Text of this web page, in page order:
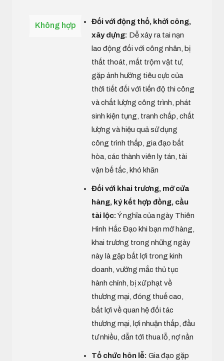
Không hợp
Đối với động thổ, khởi công,
xây dựng: Dễ xảy ra tai nạn
lao động đối với công nhân, bị
thất thoát, mất trộm vật tư,
gặp ảnh hưởng tiêu cực của
thời tiết đối với tiến độ thi công
và chất lượng công trình, phát
sinh kiện tụng, tranh chấp, chất
lượng và hiệu quả sử dụng
công trình thấp, gia đạo bất
hòa, các thành viên ly tán, tài
vận bế tắc, khó khăn
Đối với khai trương, mở cửa
hàng, ký kết hợp đồng, cầu
tài lộc:Ý nghĩa của ngày Thiên
Hình Hắc Đạo khi bạn mở hàng,
khai trương trong những ngày
này là gặp bất lợi trong kinh
doanh, vướng mắc thủ tục
hành chính, bị xử phạt về
thương mại, đóng thuế cao,
bất lợi về quan hệ đối tác
thương mại, lợi nhuận thấp, đầu
tư nhiều, dẫn tới thua lỗ, nợ nần
Tổ chức hôn lễ: Gia đạo gặp